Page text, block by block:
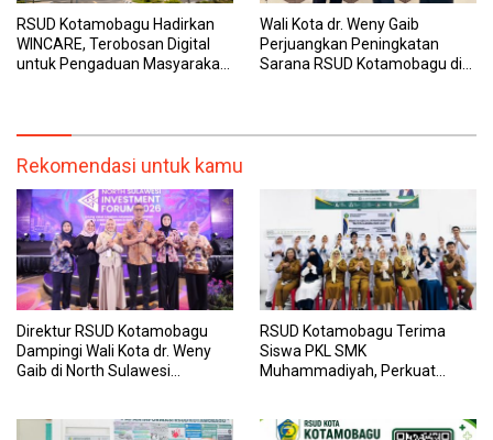
RSUD Kotamobagu Hadirkan
WINCARE, Terobosan Digital
untuk Pengaduan Masyarakat
Wali Kota dr. Weny Gaib
Perjuangkan Peningkatan
Sarana RSUD Kotamobagu di
Rekomendasi untuk kamu
Direktur RSUD Kotamobagu
Dampingi Wali Kota dr. Weny
Gaib di North Sulawesi
RSUD Kotamobagu Terima
Siswa PKL SMK
Muhammadiyah, Perkuat